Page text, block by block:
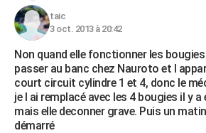
taic
3 oct. 2013 à 20:42
Non quand elle fonctionner les
passer au banc chez Nauroto et l
court circuit cylindre 1 et 4, donc le
je l ai remplacé avec les 4 bougies il y a
mais elle deconner grave. Puis un
démarré